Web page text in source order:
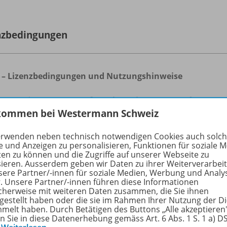
– Lizenzbedingungen und Nutzungshinweise
der BiBox-Lizenzfür Lehrer/-innenist nur für
Benutzerkonto bei der Westermann Gruppe möglich. Eine
berechtigt zur
gilt für unbestimmte Zeit, solange die BiBox
die Lizenz1 Schuljahrgilt: Beim Kauf ab 01.05. endet
Beim Kauf bis zum 30.04. endet die
der in BiBox enthaltenen Materialien ist für den
Veränderungen durch Dritte übernimmt der Verlag
bei Westermann Schweiz
neben technisch notwendigen Cookies auch
und Anzeigen zu personalisieren, Funktionen für soziale
zu können und die Zugriffe auf unserer Webseite zu
Ausserdem geben wir Daten zu ihrer
Partner/-innen für soziale Medien, Werbung und
Unsere Partner/-innen führen diese Informationen
mit weiteren Daten zusammen, die Sie ihnen
haben oder die sie im Rahmen Ihrer Nutzung der
haben. Durch Betätigen des Buttons „Alle
Sie in diese Datenerhebung gemäss Art. 6 Abs. 1 S. 1 a)